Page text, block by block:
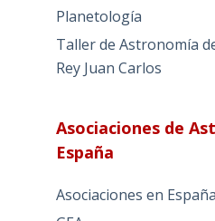
Planetología
Taller de Astronomía
Rey Juan Carlos
Asociaciones de
España
Asociaciones en España